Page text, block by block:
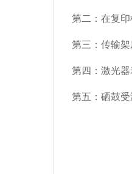
第二：在复印
第三：传输
第四：激光
第五：硒鼓受